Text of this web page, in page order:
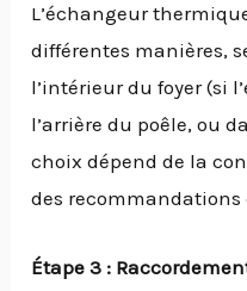
L’échangeur
différentes manières,
l’intérieur du foyer (si
l’arrière du poêle, ou
choix dépend de la
des
Étape 3 :